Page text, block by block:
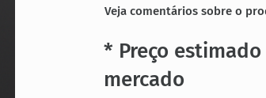
Veja comentários sobre o
* Preço
mercado